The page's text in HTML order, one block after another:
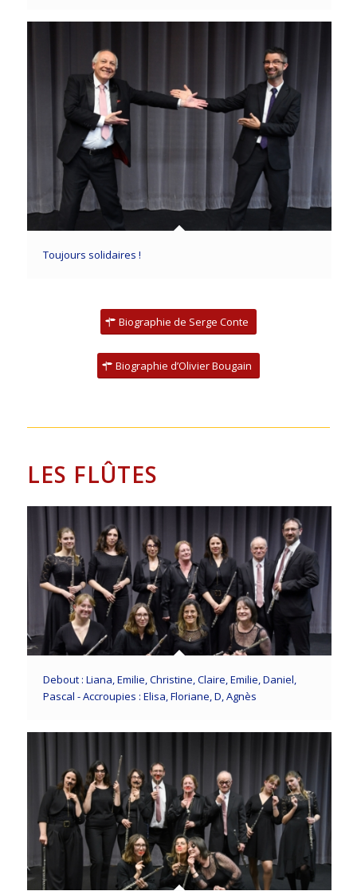
Toujours solidaires !
Biographie de Serge Conte
Biographie d’Olivier Bougain
LES FLÛTES
Debout : Liana, Emilie, Christine, Claire, Emilie, Daniel,
Pascal - Accroupies : Elisa, Floriane, D, Agnès